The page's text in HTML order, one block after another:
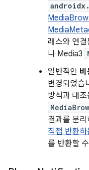
래스와 연
나 Media3
일반적인 비
변경되었습
방식과 대조
결과를 분
직접 반환하
를 반환할